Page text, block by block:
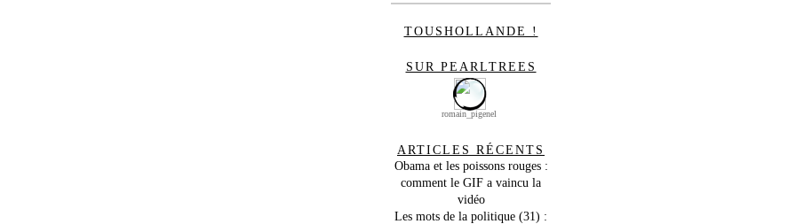
TOUSHOLLANDE !
SUR PEARLTREES
romain_pigenel
ARTICLES RÉCENTS
Obama et les poissons rouges :
comment le GIF a vaincu la
vidéo
Les mots de la politique (31) :